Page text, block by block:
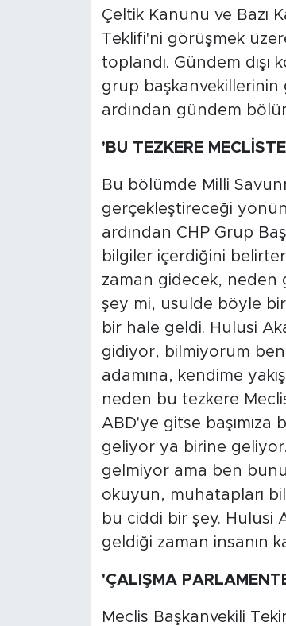
Çeltik Kanunu ve Bazı
Teklifi'ni görüşmek
toplandı. Gündem
grup başkanvekillerinin
ardından gündem
'BU TEZKERE
Bu bölümde Milli
gerçekleştireceği
ardından CHP Grup
bilgiler içerdiğini
zaman gidecek, neden
şey mi, usulde böyle bir
bir hale geldi. Hulusi
gidiyor, bilmiyorum
adamına, kendime
neden bu tezkere
ABD'ye gitse
geliyor ya birine
gelmiyor ama ben
okuyun, muhatapları
bu ciddi bir şey. Hulusi
geldiği zaman insanın
'ÇALIŞMA
Meclis Başkanvekili